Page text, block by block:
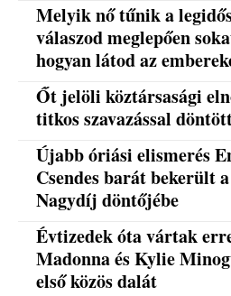
Melyik nő tűnik a
válaszod meglepően
hogyan látod az
Őt jelöli köztársasági
titkos szavazással
Újabb óriási elismerés
Csendes barát bekerült
Nagydíj döntőjébe
Évtizedek óta vártak
Madonna és Kylie
első közös dalát